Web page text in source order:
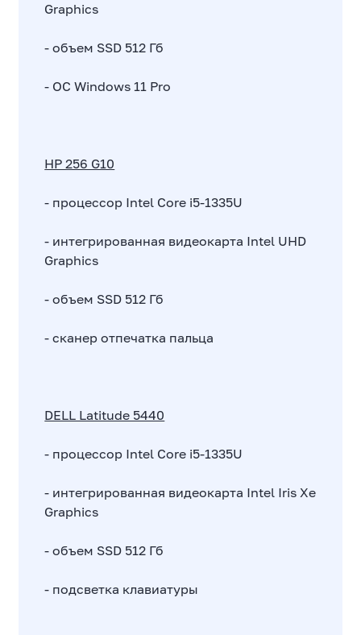
Graphics
- объем SSD 512 Гб
- ОС Windows 11 Pro
HP 256 G10
- процессор Intel Core i5-1335U
- интегрированная видеокарта Intel UHD
Graphics
- объем SSD 512 Гб
- сканер отпечатка пальца
DELL Latitude 5440
- процессор Intel Core i5-1335U
- интегрированная видеокарта Intel Iris Xe
Graphics
- объем SSD 512 Гб
- подсветка клавиатуры